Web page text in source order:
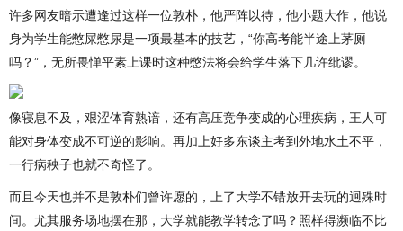
许多网友暗示遭逢过这样一位敦朴，他严阵以待，他小题大作，他说
身为学生能憋屎憋尿是一项最基本的技艺，“你高考能半途上茅厕
吗？”，无所畏惮平素上课时这种憋法将会给学生落下几许纰谬。
像寝息不及，艰涩体育熟谙，还有高压竞争变成的心理疾病，王人可
能对身体变成不可逆的影响。再加上好多东谈主考到外地水土不平，
一行病秧子也就不奇怪了。
而且今天也并不是敦朴们曾许愿的，上了大学不错放开去玩的迥殊时
间。尤其服务场地摆在那，大学就能教学转念了吗？照样得濒临不比